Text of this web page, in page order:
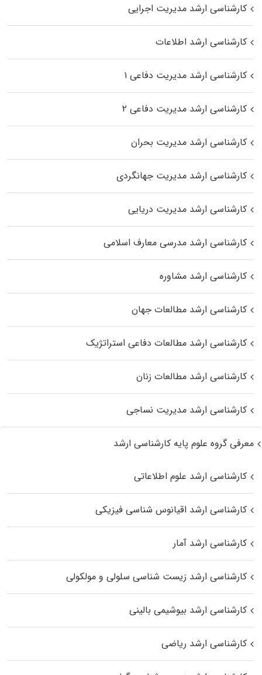
کارشناسی ارشد مدیریت اجرایی
کارشناسی ارشد اطلاعات
کارشناسی ارشد مدیریت دفاعی ۱
کارشناسی ارشد مدیریت دفاعی ۲
کارشناسی ارشد مدیریت بحران
کارشناسی ارشد مدیریت جهانگردی
کارشناسی ارشد مدیریت دریایی
کارشناسی ارشد مدرسی معارف اسلامی
کارشناسی ارشد مشاوره
کارشناسی ارشد مطالعات جهان
کارشناسی ارشد مطالعات دفاعی استراتژیک
کارشناسی ارشد مطالعات زنان
کارشناسی ارشد مدیریت نساجی
معرفی گروه علوم پایه کارشناسی ارشد
کارشناسی ارشد علوم اطلاعاتی
کارشناسی ارشد اقیانوس‌ شناسی فیزیکی
کارشناسی ارشد آمار
کارشناسی ارشد زیست شناسی سلولی و مولکولی
کارشناسی ارشد بیوشیمی بالینی
کارشناسی ارشد ریاضی